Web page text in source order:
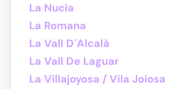
La Nucia
La Romana
La Vall D´Alcalà
La Vall De Laguar
La Villajoyosa / Vila Joiosa